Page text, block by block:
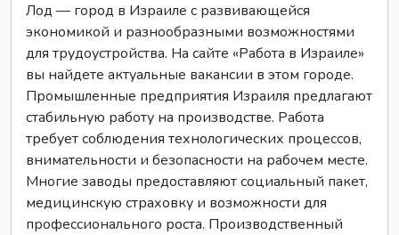
Лод — город в Израиле с развивающейся
экономикой и разнообразными возможностями
для трудоустройства. На сайте «Работа в Израиле»
вы найдете актуальные вакансии в этом городе.
Промышленные предприятия Израиля предлагают
стабильную работу на производстве. Работа
требует соблюдения технологических процессов,
внимательности и безопасности на рабочем месте.
Многие заводы предоставляют социальный пакет,
медицинскую страховку и возможности для
профессионального роста. Производственный